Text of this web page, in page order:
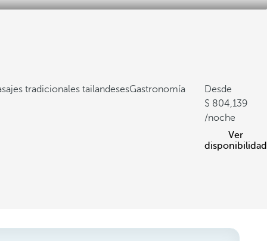
tradicionales tailandesesGastronomía
Desde
804,139
/noche
Ver
disponibilidad